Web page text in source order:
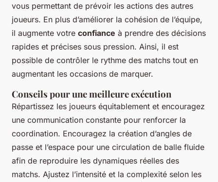
vous permettant de prévoir les actions des autres
joueurs. En plus d’améliorer la cohésion de l’équipe,
il augmente votre confiance à prendre des décisions
rapides et précises sous pression. Ainsi, il est
possible de contrôler le rythme des matchs tout en
augmentant les occasions de marquer.
Conseils pour une meilleure exécution
Répartissez les joueurs équitablement et encouragez
une communication constante pour renforcer la
coordination. Encouragez la création d’angles de
passe et l’espace pour une circulation de balle fluide
afin de reproduire les dynamiques réelles des
matchs. Ajustez l’intensité et la complexité selon les